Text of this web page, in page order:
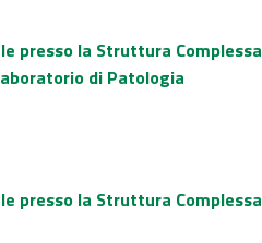
presso la Struttura Complessa
di Patologia
presso la Struttura Complessa